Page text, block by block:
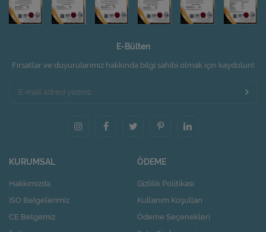
E-Bülten
Fırsatlar ve duyurularımız hakkında bilgi sahibi olmak için kaydolun!
KURUMSAL
Hakkımızda
ISO Belgelerimiz
CE Belgemiz
ÖDEME
Gizlilik Politikası
Kullanım Koşulları
Ödeme Seçenekleri